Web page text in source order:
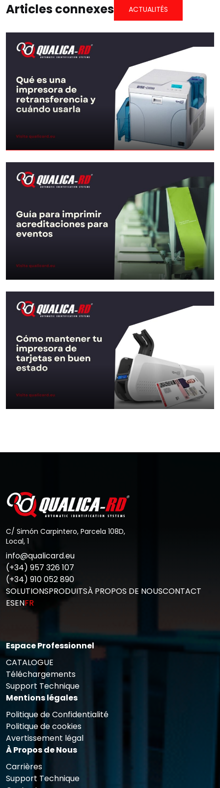
Articles connexes ACTUALITÉS
Qu’est-ce qu’une imprimante de
retransfer et quand l’utiliser
Guide pour imprimer des
accréditations pour des
Aller au Post
C/ Simón Carpintero, Parcela 108D,
Local, 1
info@qualicard.eu
(+34) 957 326 107
(+34) 910 052 890
SOLUTIONSPRODUITSÀ PROPOS DE NOUSCONTACT
ESENFR
Espace Professionnel
CATALOGUE
Téléchargements
Support Technique
Mentions légales
Politique de Confidentialité
Politique de cookies
Avertissement légal
À Propos de Nous
Carrières
Support Technique